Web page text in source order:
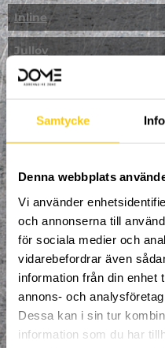
Samtycke
Denna webbplats
Vi använder
och annonserna till
för sociala medier och
vidarebefordrar även
information från din enhet
annons- och
Dessa kan i sin tur
information som du har
Inline
Jullov
Kampanj
Kickbike
Klättring
LAN
Multisport
Mässa
NPF-Träning